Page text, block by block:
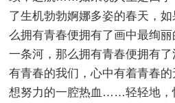
了生机勃勃婀娜多姿的春天，
么拥有青春便拥有了画中最绚
一条河，那么拥有青春便拥有
有青春的我们，心中有着青春
想努力的一腔热血……轻轻地，